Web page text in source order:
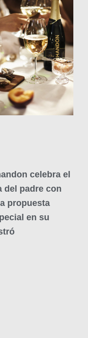
celebra el
del padre con
propuesta
en su